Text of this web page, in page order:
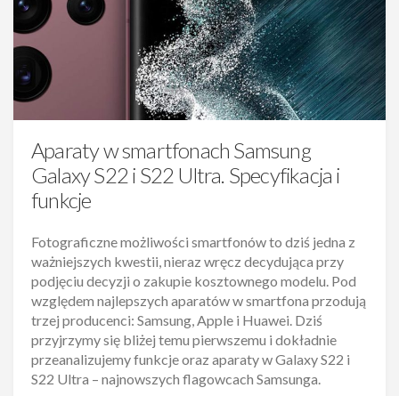
Aparaty w smartfonach Samsung
Galaxy S22 i S22 Ultra. Specyfikacja i
funkcje
Fotograficzne możliwości smartfonów to dziś jedna z
ważniejszych kwestii, nieraz wręcz decydująca przy
podjęciu decyzji o zakupie kosztownego modelu. Pod
względem najlepszych aparatów w smartfona przodują
trzej producenci: Samsung, Apple i Huawei. Dziś
przyjrzymy się bliżej temu pierwszemu i dokładnie
przeanalizujemy funkcje oraz aparaty w Galaxy S22 i
S22 Ultra – najnowszych flagowcach Samsunga.